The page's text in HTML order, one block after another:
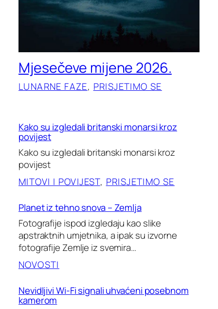
Mjesečeve mijene 2026.
LUNARNE FAZE, PRISJETIMO SE
Kako su izgledali britanski monarsi kroz
povijest
Kako su izgledali britanski monarsi kroz
povijest
MITOVI I POVIJEST, PRISJETIMO SE
Planet iz tehno snova – Zemlja
Fotografije ispod izgledaju kao slike
apstraktnih umjetnika, a ipak su izvorne
fotografije Zemlje iz svemira…
NOVOSTI
Nevidljivi Wi-Fi signali uhvaćeni posebnom
kamerom